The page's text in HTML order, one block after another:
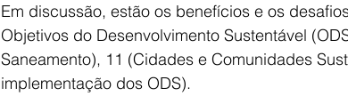
Em discussão, estão os benefícios e os
Objetivos do Desenvolvimento Sustentável
Saneamento), 11 (Cidades e Comunidades
implementação dos ODS).